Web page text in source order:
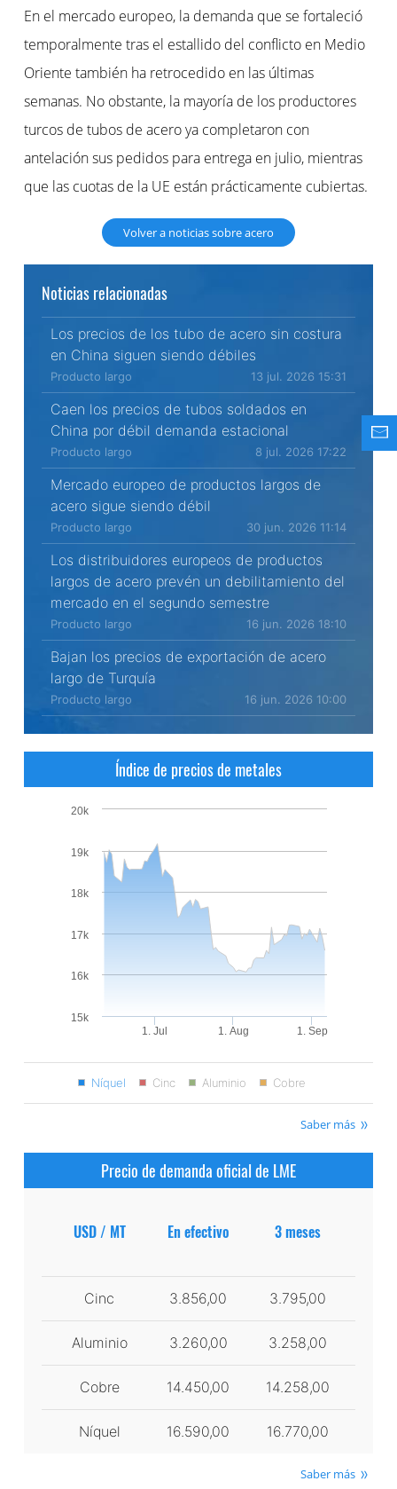
En el mercado europeo, la demanda que se fortaleció
temporalmente tras el estallido del conflicto en Medio
Oriente también ha retrocedido en las últimas
semanas. No obstante, la mayoría de los productores
turcos de tubos de acero ya completaron con
antelación sus pedidos para entrega en julio, mientras
que las cuotas de la UE están prácticamente cubiertas.
Volver a noticias sobre acero
Noticias relacionadas
Los precios de los tubo de acero sin costura
en China siguen siendo débiles
Producto largo 13 jul. 2026 15:31
Caen los precios de tubos soldados en
China por débil demanda estacional
Producto largo 8 jul. 2026 17:22
Mercado europeo de productos largos de
acero sigue siendo débil
Producto largo 30 jun. 2026 11:14
Los distribuidores europeos de productos
largos de acero prevén un debilitamiento del
mercado en el segundo semestre
Producto largo 16 jun. 2026 18:10
Bajan los precios de exportación de acero
largo de Turquía
Producto largo 16 jun. 2026 10:00
Índice de precios de metales
1. Jul 1. Aug 1. Sep
15k
16k
17k
18k
19k
20k
Níquel Cinc Aluminio Cobre
Saber más
Precio de demanda oficial de LME
USD / MT En efectivo 3 meses
Cinc 3.856,00 3.795,00
Aluminio 3.260,00 3.258,00
Cobre 14.450,00 14.258,00
Níquel 16.590,00 16.770,00
Saber más